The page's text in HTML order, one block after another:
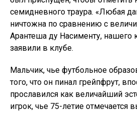
семидневного траура. «Любая
ничтожна по сравнению с
Арантеша ду Насименту, нашего
заявили в клубе.
Мальчик, чье футбольное
того, что он пинал грейпфрут,
прославился как величайший
игрок, чье 75-летие отмечается